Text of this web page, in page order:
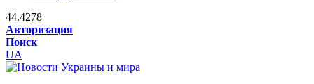
44.4278
Авторизация
Поиск
UA